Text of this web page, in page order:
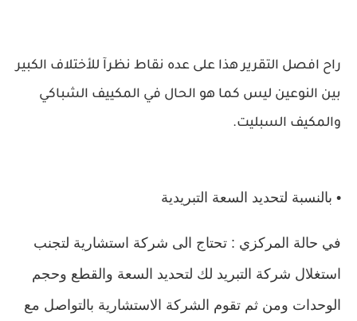
راح افصل التقرير هذا على عده نقاط نظرآ للأختلاف الكبير
بين النوعين ليس كما هو الحال في المكييف الشباكي
والمكيف السبليت.
• بالنسبة لتحديد السعة التبريدية
في حالة المركزي : تحتاج الى شركة استشارية لتجنب
استغلال شركة التبريد لك لتحديد السعة والقطع وحجم
الوحدات ومن ثم تقوم الشركة الاستشارية بالتواصل مع